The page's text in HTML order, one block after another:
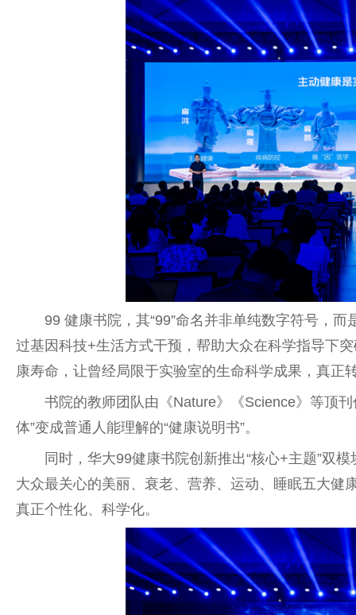
99 健康书院，其“99”命名并非单纯数字符号，
过基因科技+生活方式干预，帮助大众在科学指导下
康寿命，让曾经局限于实验室的生命科学成果，真正
书院的教师团队由《Nature》《Science》等顶
体”变成普通人能理解的“健康说明书”。
同时，华大99健康书院创新推出“核心+主题”双
大众最关心的美丽、衰老、营养、运动、睡眠五大健
真正个性化、科学化。